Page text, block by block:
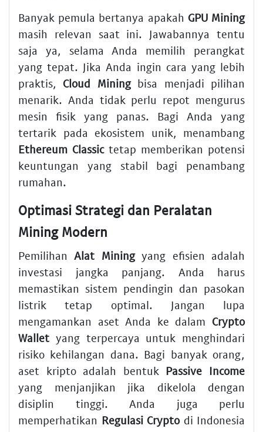
Banyak pemula bertanya apakah GPU Mining
masih relevan saat ini. Jawabannya tentu
saja ya, selama Anda memilih perangkat
yang tepat. Jika Anda ingin cara yang lebih
praktis, Cloud Miningbisa menjadi pilihan
menarik. Anda tidak perlu repot mengurus
mesin fisik yang panas. Bagi Anda yang
tertarik pada ekosistem unik, menambang
Ethereum Classictetap memberikan potensi
keuntungan yang stabil bagi penambang
rumahan.
Optimasi Strategi dan Peralatan
Mining Modern
PemilihanAlat Miningyang efisien adalah
investasi jangka panjang. Anda harus
memastikan sistem pendingin dan pasokan
listrik tetap optimal. Jangan lupa
mengamankan aset Anda ke dalam Crypto
Wallet yang terpercaya untuk menghindari
risiko kehilangan dana. Bagi banyak orang,
aset kripto adalah bentuk Passive Income
yang menjanjikan jika dikelola dengan
disiplin tinggi. Anda juga perlu
memperhatikan Regulasi Cryptodi Indonesia